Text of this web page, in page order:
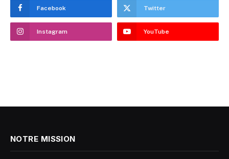
Facebook Twitter
Instagram YouTube
NOTRE MISSION